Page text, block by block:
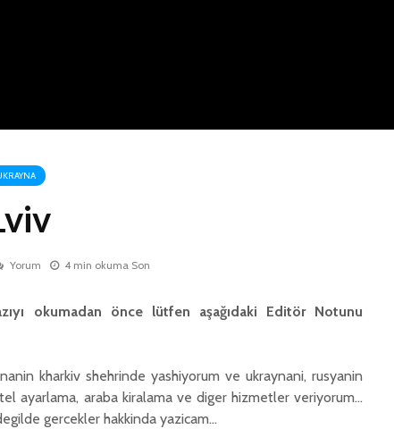
Yorum 4 min okuma Son
okumadan önce lütfen aşağıdaki Editör Notunu
kharkiv shehrinde yashiyorum ve ukraynani, rusyanin
ayarlama, araba kiralama ve diger hizmetler veriyorum…
gercekler hakkinda yazicam…